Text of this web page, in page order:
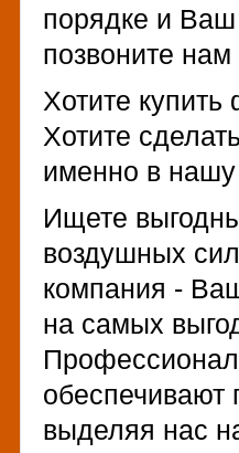
порядке и
позвоните
Хотите
Хотите
именно в
Ищете
воздушных
компания -
на самых
обеспечивают
выделяя нас